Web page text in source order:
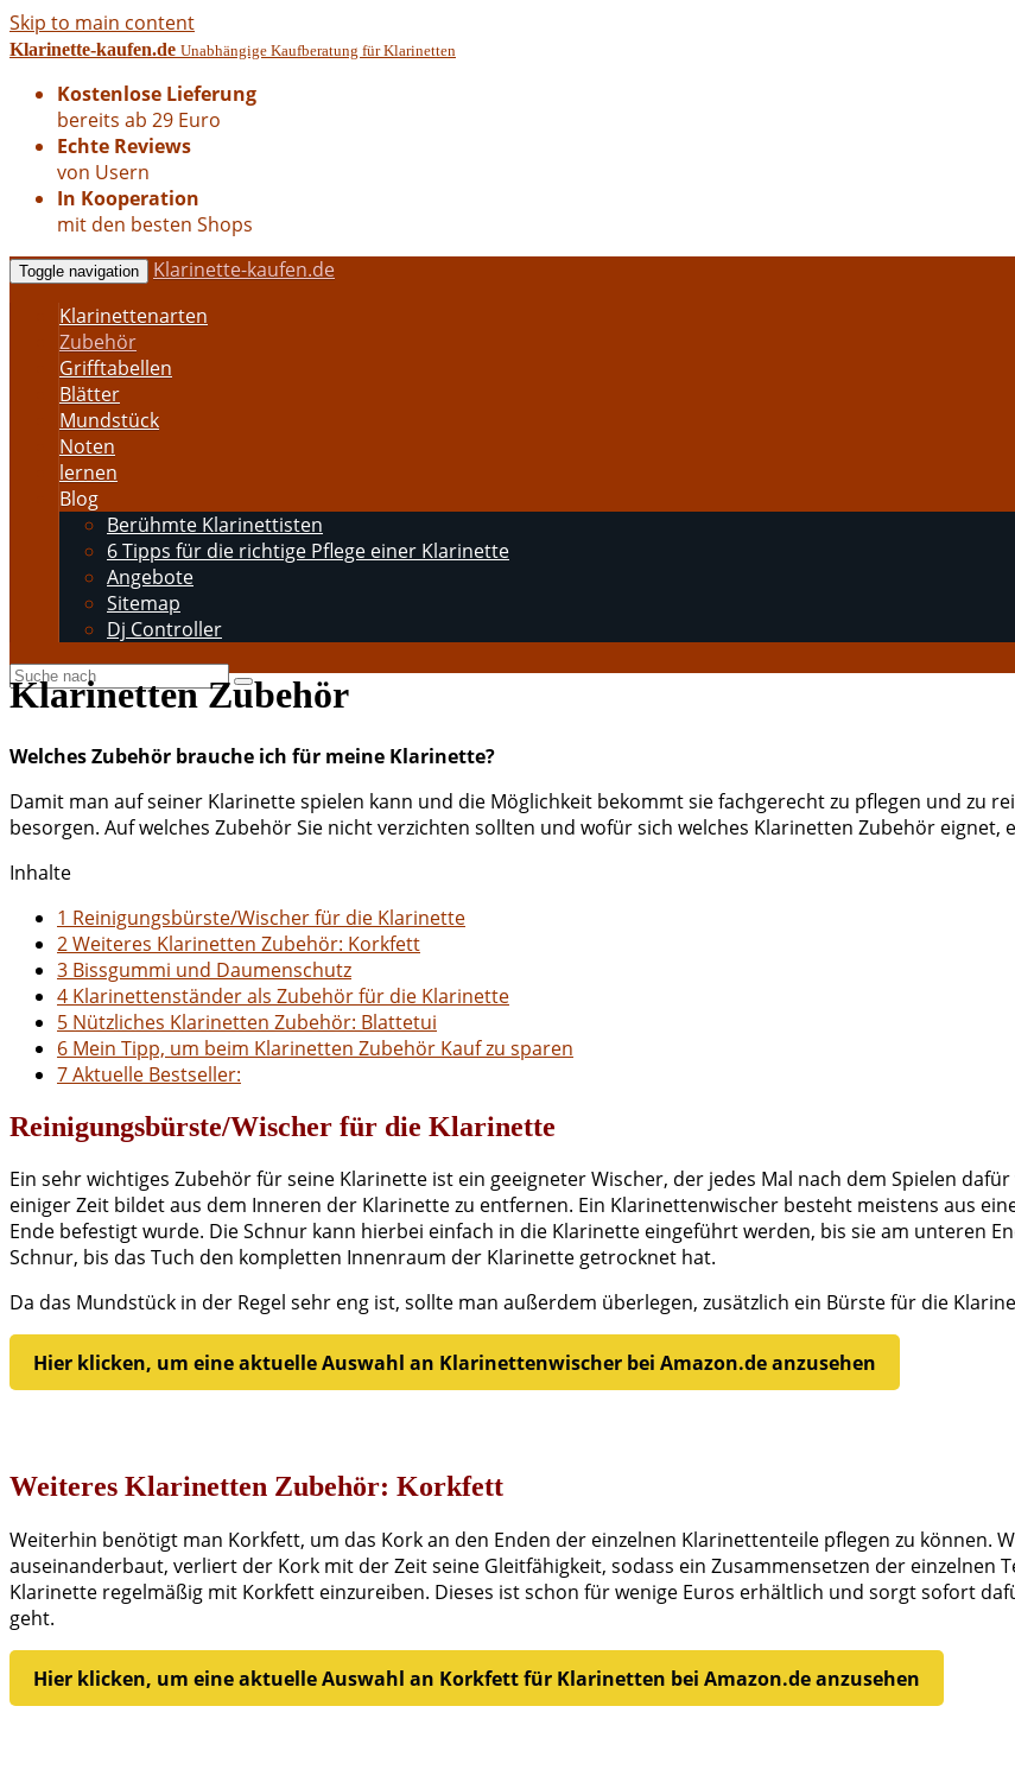
Skip to main content
Klarinette-kaufen.de Unabhängige Kaufberatung für Klarinetten
Kostenlose Lieferung
bereits ab 29 Euro
Echte Reviews
von Usern
In Kooperation
mit den besten Shops
Toggle navigation
Klarinette-kaufen.de
Klarinettenarten
Zubehör
Grifftabellen
Blätter
Mundstück
Noten
lernen
Blog
Berühmte Klarinettisten
6 Tipps für die richtige Pflege einer Klarinette
Angebote
Sitemap
Dj Controller
Klarinetten Zubehör
Welches Zubehör brauche ich für meine Klarinette?
Damit man auf seiner Klarinette spielen kann und die Möglichkeit bekommt sie fachgerecht zu pflegen und zu
besorgen. Auf welches Zubehör Sie nicht verzichten sollten und wofür sich welches Klarinetten Zubehör eignet,
Inhalte
1 Reinigungsbürste/Wischer für die Klarinette
2Weiteres Klarinetten Zubehör: Korkfett
3 Bissgummi und Daumenschutz
4 Klarinettenständer als Zubehör für die Klarinette
5 Nützliches Klarinetten Zubehör: Blattetui
6 Mein Tipp, um beim Klarinetten Zubehör Kauf zu sparen
7Aktuelle Bestseller:
Reinigungsbürste/Wischer für die Klarinette
Ein sehr wichtiges Zubehör für seine Klarinette ist ein geeigneter Wischer, der jedes Mal nach dem Spielen
einiger Zeit bildet aus dem Inneren der Klarinette zu entfernen. Ein Klarinettenwischer besteht meistens aus
Ende befestigt wurde. Die Schnur kann hierbei einfach in die Klarinette eingeführt werden, bis sie am unteren
Schnur, bis das Tuch den kompletten Innenraum der Klarinette getrocknet hat.
Da das Mundstück in der Regel sehr eng ist, sollte man außerdem überlegen, zusätzlich ein Bürste für die
Hier klicken, um eine aktuelle Auswahl an Klarinettenwischer bei Amazon.de anzusehen
Weiteres Klarinetten Zubehör: Korkfett
Weiterhin benötigt man Korkfett, um das Kork an den Enden der einzelnen Klarinettenteile pflegen zu können.
auseinanderbaut, verliert der Kork mit der Zeit seine Gleitfähigkeit, sodass ein Zusammensetzen der einzelnen
Klarinette regelmäßig mit Korkfett einzureiben. Dieses ist schon für wenige Euros erhältlich und sorgt sofort
geht.
Hier klicken, um eine aktuelle Auswahl an Korkfett für Klarinetten bei Amazon.de anzusehen